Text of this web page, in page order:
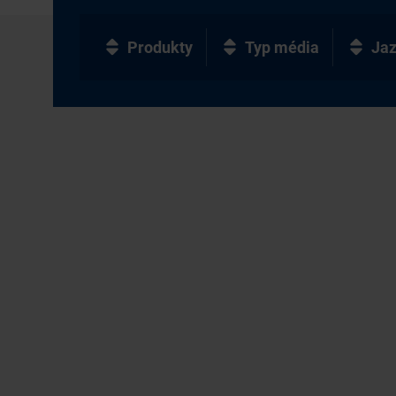
Produkty Typ média